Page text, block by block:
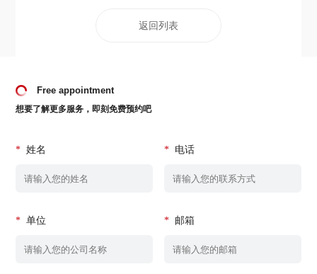
返回列表
Free appointment
想要了解更多服务，即刻免费预约吧
* 姓名 * 电话
* 单位 * 邮箱